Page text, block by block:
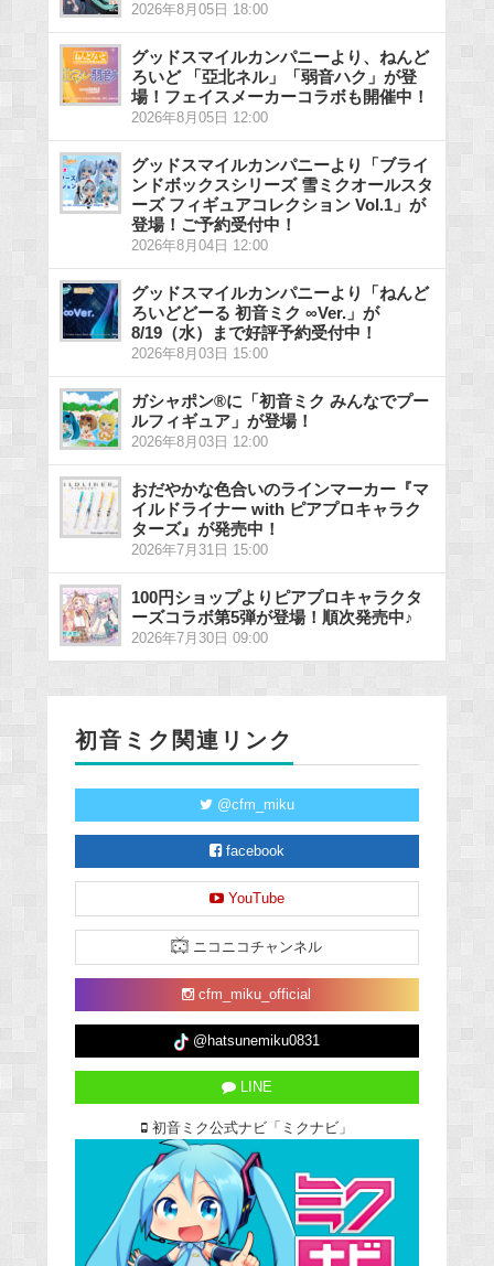
2026年8月05日 18:00
グッドスマイルカンパニーより、ねんど
ろいど 「亞北ネル」「弱音ハク」が登
場！フェイスメーカーコラボも開催中！
2026年8月05日 12:00
グッドスマイルカンパニーより「ブライ
ンドボックスシリーズ 雪ミクオールスタ
ーズ フィギュアコレクション Vol.1」が
登場！ご予約受付中！
2026年8月04日 12:00
グッドスマイルカンパニーより「ねんど
ろいどどーる 初音ミク ∞Ver.」が
8/19（水）まで好評予約受付中！
2026年8月03日 15:00
ガシャポン®に「初音ミク みんなでプー
ルフィギュア」が登場！
2026年8月03日 12:00
おだやかな色合いのラインマーカー『マ
イルドライナー with ピアプロキャラク
ターズ』が発売中！
2026年7月31日 15:00
100円ショップよりピアプロキャラクタ
ーズコラボ第5弾が登場！順次発売中♪
2026年7月30日 09:00
初音ミク関連リンク
@cfm_miku
facebook
YouTube
ニコニコチャンネル
cfm_miku_official
@hatsunemiku0831
LINE
初音ミク公式ナビ「ミクナビ」